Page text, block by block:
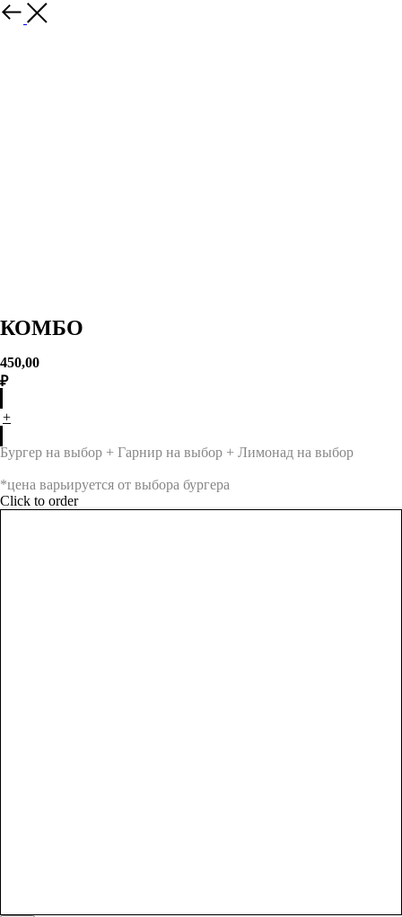
back
КОМБО
450,00
₽
+
Бургер на выбор + Гарнир на выбор + Лимонад на выбор
*цена варьируется от выбора бургера
Click to order